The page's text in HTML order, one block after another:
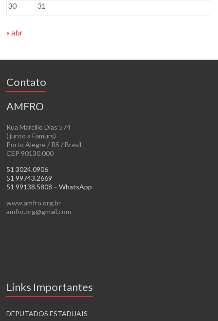
30
31
« abr
Contato
AMFRO
Rua Marcílio Dias 574
( junto a Famurs)
Porto Alegre / RS / Brasil
CEP 90130.000
51 3024.0906
51 99743.2669
51 99138.5808 – WhatsApp
www.amfro.org.br
amfro.org@gmail.com
Links Importantes
DEPUTADOS ESTADUAIS